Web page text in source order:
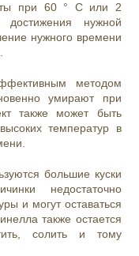
при 60 ° C или 2
нужной
нужного времени
методом
умирают при
также может быть
температур в
большие куски
недостаточно
и могут оставаться
также остается
солить и тому